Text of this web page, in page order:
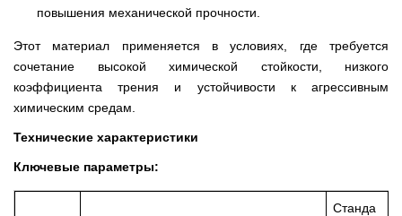
повышения механической прочности.
Этот материал применяется в условиях, где требуется
сочетание высокой химической стойкости, низкого
коэффициента трения и устойчивости к агрессивным
химическим средам.
Технические характеристики
Ключевые параметры:
Станда